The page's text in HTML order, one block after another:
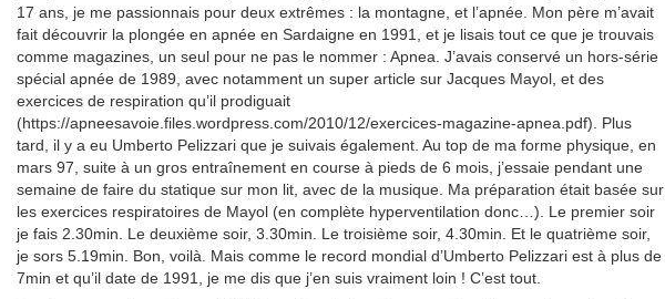
17 ans, je me passionnais pour deux extrêmes : la montagne, et l’apnée. Mon père m’avait
fait découvrir la plongée en apnée en Sardaigne en 1991, et je lisais tout ce que je trouvais
comme magazines, un seul pour ne pas le nommer : Apnea. J’avais conservé un hors-série
spécial apnée de 1989, avec notamment un super article sur Jacques Mayol, et des
exercices de respiration qu’il prodiguait
(https://apneesavoie.files.wordpress.com/2010/12/exercices-magazine-apnea.pdf). Plus
tard, il y a eu Umberto Pelizzari que je suivais également. Au top de ma forme physique, en
mars 97, suite à un gros entraînement en course à pieds de 6 mois, j’essaie pendant une
semaine de faire du statique sur mon lit, avec de la musique. Ma préparation était basée sur
les exercices respiratoires de Mayol (en complète hyperventilation donc…). Le premier soir
je fais 2.30min. Le deuxième soir, 3.30min. Le troisième soir, 4.30min. Et le quatrième soir,
je sors 5.19min. Bon, voilà. Mais comme le record mondial d’Umberto Pelizzari est à plus de
7min et qu’il date de 1991, je me dis que j’en suis vraiment loin ! C’est tout.